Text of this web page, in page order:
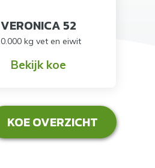
VERONICA 52
kg vet en eiwit
Bekijk koe
KOE OVERZICHT